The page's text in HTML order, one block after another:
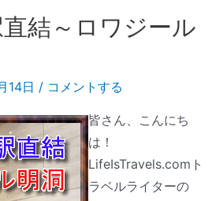
結～ロワジール
14日 / コメントする
皆さん、こんにち
は！
LifeIsTravels.comト
ラベルライターの